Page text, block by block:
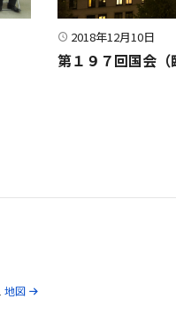
2018年12月10日
第１９７回国会（
地図